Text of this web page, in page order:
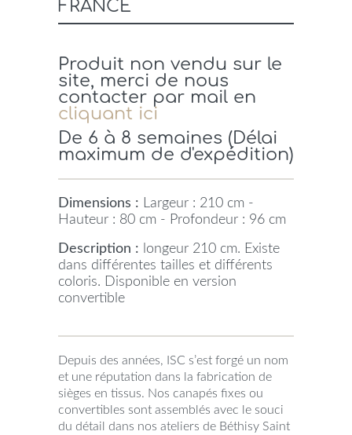
FRANCE
Produit non vendu sur le
site, merci de nous
contacter par mail en
cliquant ici
De 6 à 8 semaines (Délai
maximum de d'expédition)
Dimensions : Largeur : 210 cm -
Hauteur : 80 cm - Profondeur : 96 cm
Description : longeur 210 cm. Existe
dans différentes tailles et différents
coloris. Disponible en version
convertible
Depuis des années, ISC s’est forgé un nom
et une réputation dans la fabrication de
sièges en tissus. Nos canapés fixes ou
convertibles sont assemblés avec le souci
du détail dans nos ateliers de Béthisy Saint